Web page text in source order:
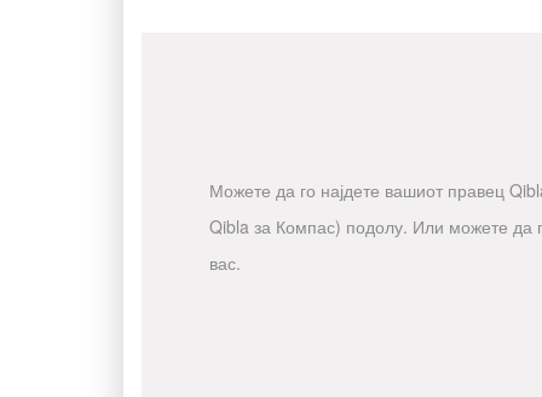
Можете да го најдете вашиот правец
Qibla за Компас) подолу. Или можете да
вас.